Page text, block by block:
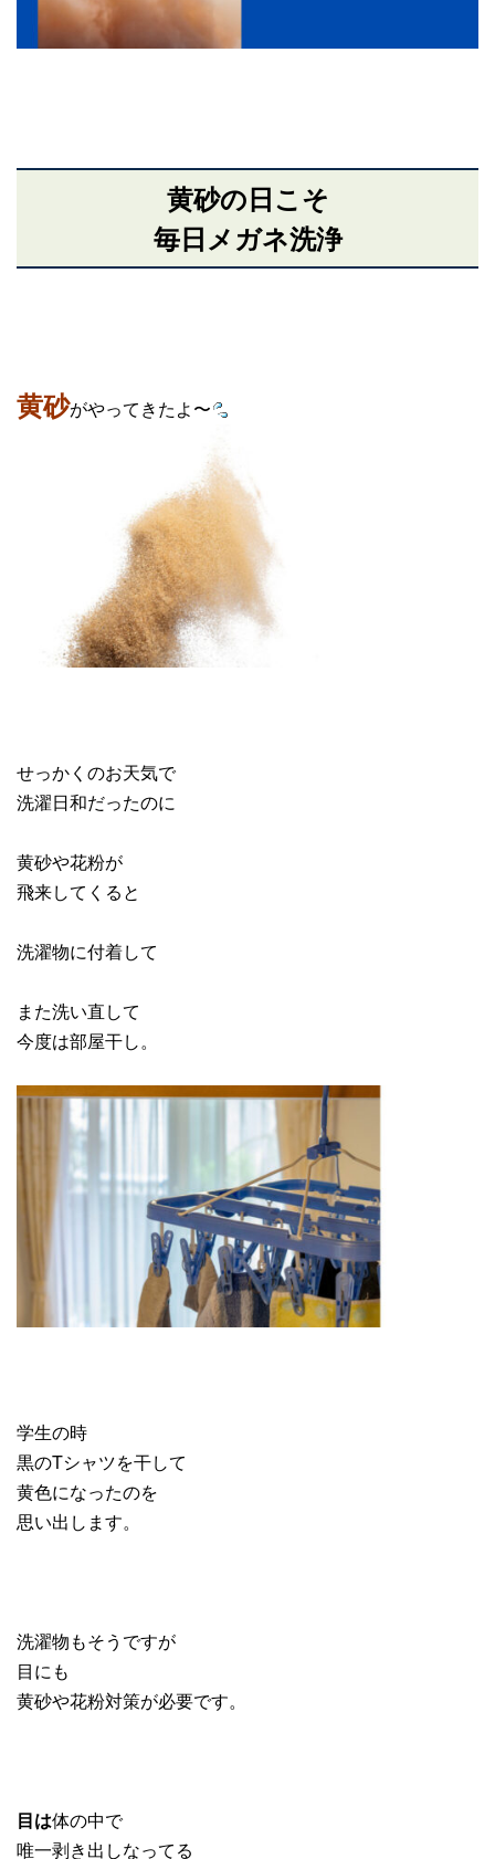
黄砂の日こそ
毎日メガネ洗浄
黄砂がやってきたよ〜
せっかくのお天気で
洗濯日和だったのに
黄砂や花粉が
飛来してくると
洗濯物に付着して
また洗い直して
今度は部屋干し。
学生の時
黒のTシャツを干して
黄色になったのを
思い出します。
洗濯物もそうですが
目にも
黄砂や花粉対策が必要です。
目は体の中で
唯一剥き出しなってる